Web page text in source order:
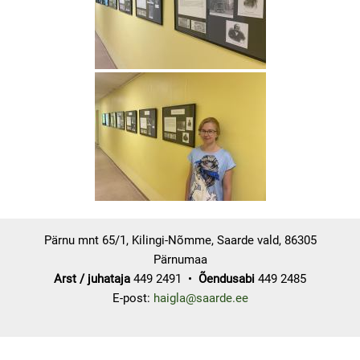
Pärnu mnt 65/1, Kilingi-Nõmme, Saarde vald, 86305
Pärnumaa
Arst / juhataja 449 2491 • Õendusabi 449 2485
E-post: haigla@saarde.ee